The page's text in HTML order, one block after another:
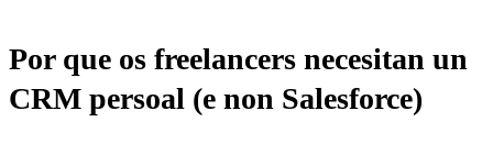
Por que os freelancers necesitan un
CRM persoal (e non Salesforce)